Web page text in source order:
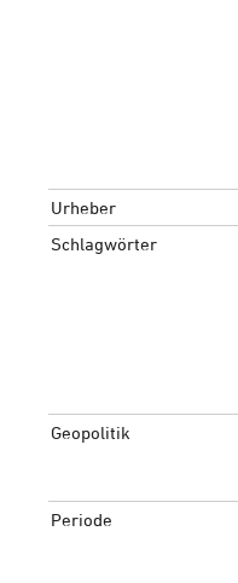
Urheber
Schlagwörter
Geopolitik
Periode